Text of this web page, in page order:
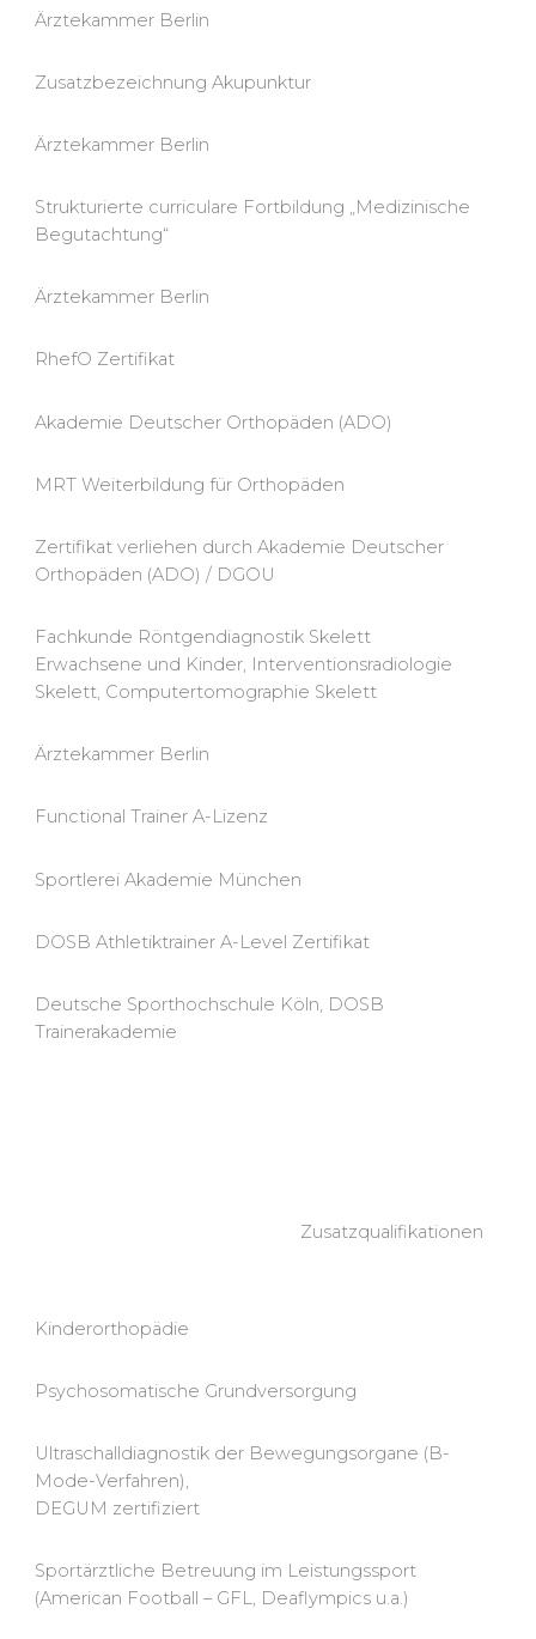
Ärztekammer Berlin
Zusatzbezeichnung Akupunktur
Ärztekammer Berlin
Strukturierte curriculare Fortbildung „Medizinische
Begutachtung“
Ärztekammer Berlin
RhefO Zertifikat
Akademie Deutscher Orthopäden (ADO)
MRT Weiterbildung für Orthopäden
Zertifikat verliehen durch Akademie Deutscher
Orthopäden (ADO) / DGOU
Fachkunde Röntgendiagnostik Skelett
Erwachsene und Kinder, Interventionsradiologie
Skelett, Computertomographie Skelett
Ärztekammer Berlin
Functional Trainer A-Lizenz
Sportlerei Akademie München
DOSB Athletiktrainer A-Level Zertifikat
Deutsche Sporthochschule Köln, DOSB
Trainerakademie
Zusatz­­­­qualifika­tionen
Kinderorthopädie
Psychosomatische Grundversorgung
Ultraschalldiagnostik der Bewegungsorgane (B-
Mode-Verfahren),
DEGUM zertifiziert
Sportärztliche Betreuung im Leistungssport
(American Football – GFL, Deaflympics u.a.)